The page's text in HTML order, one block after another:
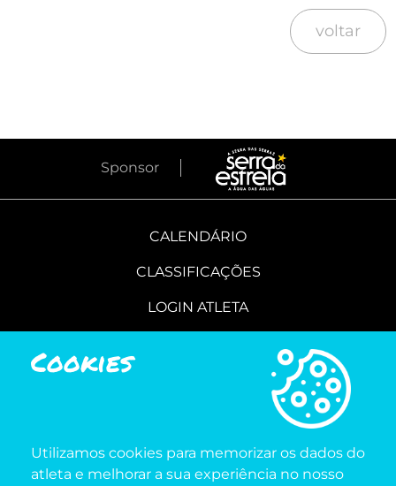
voltar
Sponsor
CALENDÁRIO
CLASSIFICAÇÕES
LOGIN ATLETA
Cookies
Utilizamos cookies para memorizar os dados do
atleta e melhorar a sua experiência no nosso